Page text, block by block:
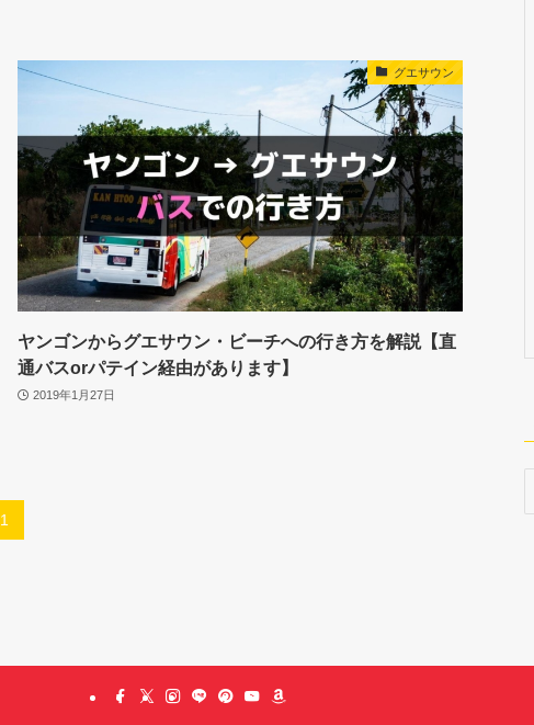
グエサウン
ヤンゴンからグエサウン・ビーチへの行き方を解説【直
通バスorパテイン経由があります】
2019年1月27日
1